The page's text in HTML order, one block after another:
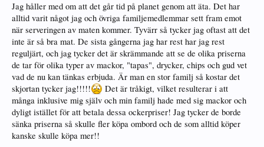
Jag håller med om att det går tid på planet genom att äta. Det har
alltid varit något jag och övriga familjemedlemmar sett fram emot
när serveringen av maten kommer. Tyvärr så tycker jag oftast att det
inte är så bra mat. De sista gångerna jag har rest har jag rest
reguljärt, och jag tycker det är skrämmande att se de olika priserna
de tar för olika typer av mackor, "tapas", drycker, chips och gud vet
vad de nu kan tänkas erbjuda. Är man en stor familj så kostar det
skjortan tycker jag!!!!!
Det är tråkigt, vilket resulterar i att
många inklusive mig själv och min familj hade med sig mackor och
dyligt istället för att betala dessa ockerpriser! Jag tycker de borde
sänka priserna så skulle fler köpa ombord och de som alltid köper
kanske skulle köpa mer!!